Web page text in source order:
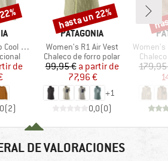
Logo
reducido
de
(2)
MARCA
PATAGONIA
Artículo
Women's R1 Air Vest
Product group
Chaleco de forro polar
Precio
99,95 € Precio reducido
a partir de
77,96 €
+1
0,0(0)
Descuento
hasta un 22%
Artículo
Women's
DE VALORACIONES